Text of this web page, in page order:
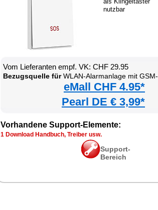
nutzbar
Vom Lieferanten empf. VK: CHF 29.95
Bezugsquelle fürWLAN-Alarmanlage mit GSM-Handynetz-Anbindung
eMall CHF 4.95*
Pearl DE € 3,99*
Vorhandene Support-Elemente:
1 Download Handbuch, Treiber usw.
Support-
Bereich